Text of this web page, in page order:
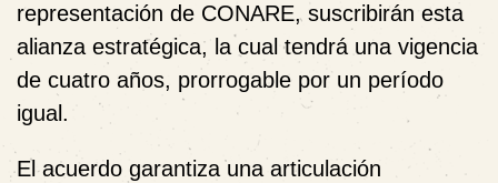
representación de CONARE, suscribirán esta
alianza estratégica, la cual tendrá una vigencia
de cuatro años, prorrogable por un período
igual.
El acuerdo garantiza una articulación